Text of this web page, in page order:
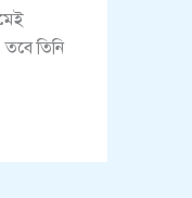
তিনি